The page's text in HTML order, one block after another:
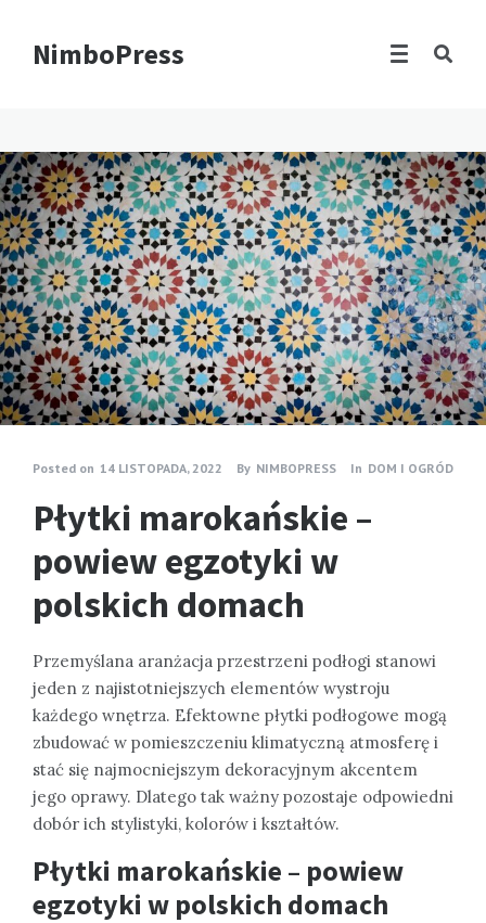
NimboPress
Posted on 14 LISTOPADA, 2022 By NIMBOPRESS In DOM I OGRÓD
Płytki marokańskie –
powiew egzotyki w
polskich domach
Przemyślana aranżacja przestrzeni podłogi stanowi
jeden z najistotniejszych elementów wystroju
każdego wnętrza. Efektowne płytki podłogowe mogą
zbudować w pomieszczeniu klimatyczną atmosferę i
stać się najmocniejszym dekoracyjnym akcentem
jego oprawy. Dlatego tak ważny pozostaje odpowiedni
dobór ich stylistyki, kolorów i kształtów.
Płytki marokańskie – powiew
egzotyki w polskich domach